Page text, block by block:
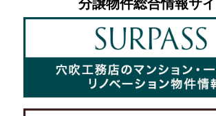
分譲物件総合情報サ